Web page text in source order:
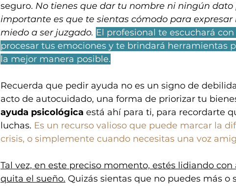
seguro. No tienes que dar tu nombre ni ningún dato
importante es que te sientas cómodo para expresar
miedo a ser juzgado. El profesional te escuchará
procesar tus emociones y te brindará herramientas
la mejor manera posible.
Recuerda que pedir ayuda no es un signo de
acto de autocuidado, una forma de priorizar tu
ayuda psicológica está ahí para ti, para recordarte
luchas. Es un recurso valioso que puede marcar la
crisis, o simplemente cuando necesitas una voz
Tal vez, en este preciso momento, estés lidiando
quita el sueño. Quizás sientas que no puedes más